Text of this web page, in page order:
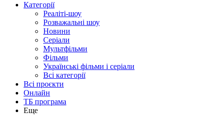
Категорії
Реаліті-шоу
Розважальні шоу
Новини
Серіали
Мультфільми
Фільми
Українські фільми і серіали
Всі категорії
Всі проєкти
Онлайн
ТБ програма
Еще